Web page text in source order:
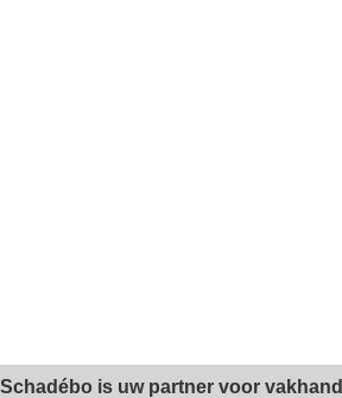
Schadébo is uw partner voor